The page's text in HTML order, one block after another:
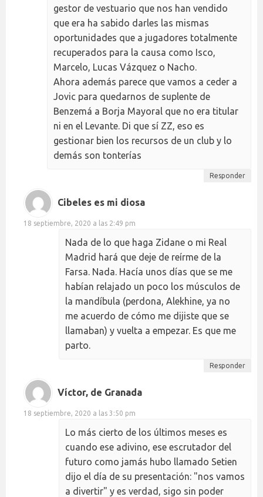
gestor de vestuario que nos han vendido
que era ha sabido darles las mismas
oportunidades que a jugadores totalmente
recuperados para la causa como Isco,
Marcelo, Lucas Vázquez o Nacho.
Ahora además parece que vamos a ceder a
Jovic para quedarnos de suplente de
Benzemá a Borja Mayoral que no era titular
ni en el Levante. Di que sí ZZ, eso es
gestionar bien los recursos de un club y lo
demás son tonterías
Responder
Cibeles es mi diosa
18 septiembre, 2020 a las 2:49 pm
Nada de lo que haga Zidane o mi Real
Madrid hará que deje de reírme de la
Farsa. Nada. Hacía unos días que se me
habían relajado un poco los músculos de
la mandíbula (perdona, Alekhine, ya no
me acuerdo de cómo me dijiste que se
llamaban) y vuelta a empezar. Es que me
parto.
Responder
Víctor, de Granada
18 septiembre, 2020 a las 3:50 pm
Lo más cierto de los últimos meses es
cuando ese adivino, ese escrutador del
futuro como jamás hubo llamado Setien
dijo el día de su presentación: "nos vamos
a divertir" y es verdad, sigo sin poder